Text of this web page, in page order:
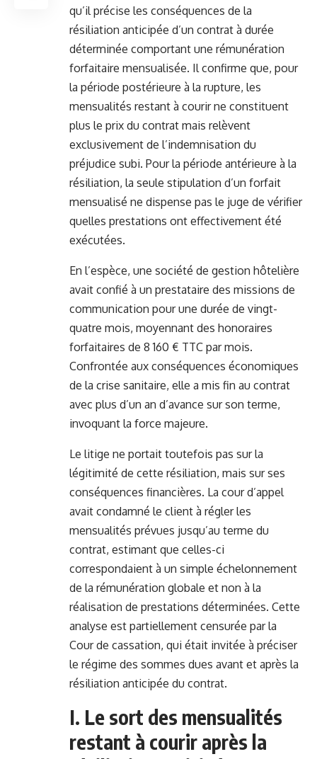
qu’il précise les conséquences de la
résiliation anticipée d’un contrat à durée
déterminée comportant une rémunération
forfaitaire mensualisée. Il confirme que, pour
la période postérieure à la rupture, les
mensualités restant à courir ne constituent
plus le prix du contrat mais relèvent
exclusivement de l’indemnisation du
préjudice subi. Pour la période antérieure à la
résiliation, la seule stipulation d’un forfait
mensualisé ne dispense pas le juge de vérifier
quelles prestations ont effectivement été
exécutées.
En l’espèce, une société de gestion hôtelière
avait confié à un prestataire des missions de
communication pour une durée de vingt-
quatre mois, moyennant des honoraires
forfaitaires de 8 160 € TTC par mois.
Confrontée aux conséquences économiques
de la crise sanitaire, elle a mis fin au contrat
avec plus d’un an d’avance sur son terme,
invoquant la force majeure.
Le litige ne portait toutefois pas sur la
légitimité de cette résiliation, mais sur ses
conséquences financières. La cour d’appel
avait condamné le client à régler les
mensualités prévues jusqu’au terme du
contrat, estimant que celles-ci
correspondaient à un simple échelonnement
de la rémunération globale et non à la
réalisation de prestations déterminées. Cette
analyse est partiellement censurée par la
Cour de cassation, qui était invitée à préciser
le régime des sommes dues avant et après la
résiliation anticipée du contrat.
I. Le sort des mensualités
restant à courir après la